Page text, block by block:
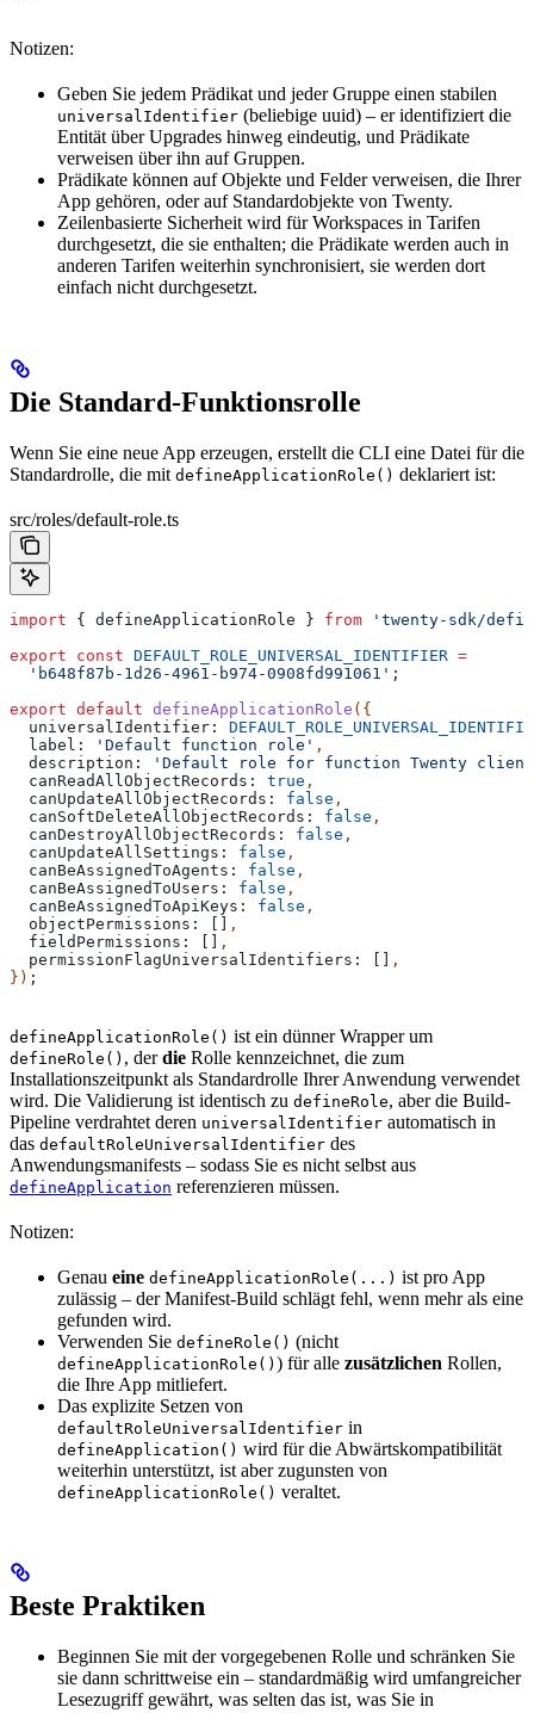
Notizen:
Geben Sie jedem Prädikat und jeder Gruppe einen stabilen
universalIdentifier (beliebige uuid) – er identifiziert die
Entität über Upgrades hinweg eindeutig, und Prädikate
verweisen über ihn auf Gruppen.
Prädikate können auf Objekte und Felder verweisen, die Ihrer
App gehören, oder auf Standardobjekte von Twenty.
Zeilenbasierte Sicherheit wird für Workspaces in Tarifen
durchgesetzt, die sie enthalten; die Prädikate werden auch in
anderen Tarifen weiterhin synchronisiert, sie werden dort
einfach nicht durchgesetzt.
Die Standard-Funktionsrolle
Wenn Sie eine neue App erzeugen, erstellt die CLI eine Datei für die
Standardrolle, die mit defineApplicationRole() deklariert ist:
src/roles/default-role.ts
import { defineApplicationRole } from 'twenty-sdk/
export const DEFAULT_ROLE_UNIVERSAL_IDENTIFIER =
  'b648f87b-1d26-4961-b974-0908fd991061'
;
export default defineApplicationRole ({
  universalIdentifier:
  label:
'Default function role' ,
  description:
'Default role for function Twenty
  canReadAllObjectRecords:
true ,
  canUpdateAllObjectRecords:
false ,
  canSoftDeleteAllObjectRecords:
false ,
  canDestroyAllObjectRecords:
false ,
  canUpdateAllSettings:
false ,
  canBeAssignedToAgents:
false ,
  canBeAssignedToUsers:
false ,
  canBeAssignedToApiKeys:
false ,
  objectPermissions:
[] ,
  fieldPermissions:
[] ,
  permissionFlagUniversalIdentifiers:
[] ,
}) ;
defineApplicationRole() ist ein dünner Wrapper um
defineRole() , derdie Rolle kennzeichnet, die zum
Installationszeitpunkt als Standardrolle Ihrer Anwendung verwendet
wird. Die Validierung ist identisch zu defineRole, aber die Build-
Pipeline verdrahtet deren universalIdentifier automatisch in
das defaultRoleUniversalIdentifier des
Anwendungsmanifests – sodass Sie es nicht selbst aus
defineApplication referenzieren müssen.
Notizen:
Genau eine defineApplicationRole(...) ist pro App
zulässig – der Manifest-Build schlägt fehl, wenn mehr als eine
gefunden wird.
Verwenden Sie defineRole() (nicht
defineApplicationRole() ) für alle zusätzlichen Rollen,
die Ihre App mitliefert.
Das explizite Setzen von
defaultRoleUniversalIdentifier in
defineApplication() wird für die Abwärtskompatibilität
weiterhin unterstützt, ist aber zugunsten von
defineApplicationRole() veraltet.
Beste Praktiken
Beginnen Sie mit der vorgegebenen Rolle und schränken Sie
sie dann schrittweise ein – standardmäßig wird umfangreicher
Lesezugriff gewährt, was selten das ist, was Sie in